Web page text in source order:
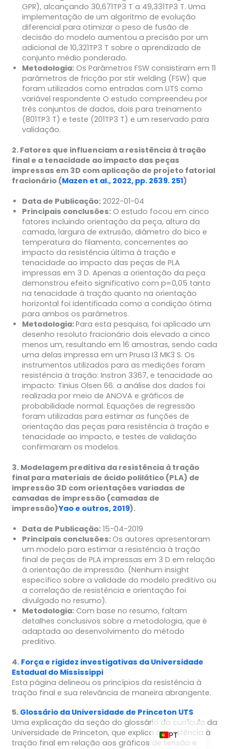
GPR), alcançando 30,671TP3 T a 49,331TP3 T. Uma
implementação de um algoritmo de evolução
diferencial para otimizar o peso de fusão de
decisão do modelo aumentou a precisão por um
adicional de 10,321TP3 T sobre o aprendizado de
conjunto médio ponderado.
Metodologia:Os Parâmetros FSW consistiram em 11
parâmetros de fricção por stir welding (FSW) que
foram utilizados como entradas com UTS como
variável respondente O estudo compreendeu por
três conjuntos de dados, dois para treinamento
(801TP3 T) e teste (201TP3 T) e um reservado para
validação.
2. Fatores que influenciam a resistência à tração
final e a tenacidade ao impacto das peças
impressas em 3D com aplicação de projeto fatorial
fracionário (Mazen et al., 2022, pp. 2639. 251)
Data de Publicação:2022-01-04
Principais conclusões:O estudo focou em cinco
fatores incluindo orientação da peça, altura da
camada, largura de extrusão, diâmetro do bico e
temperatura do filamento, concernentes ao
impacto da resistência última à tração e
tenacidade ao impacto das peças de PLA
impressas em 3 D. Apenas a orientação da peça
demonstrou efeito significativo com p=0,05 tanto
na tenacidade à tração quanto na orientação
horizontal foi identificada como a condição ótima
para ambos os parâmetros.
Metodologia:Para esta pesquisa, foi aplicado um
desenho resoluto fracionário dois elevado a cinco
menos um, resultando em 16 amostras, sendo cada
uma delas impressa em um Prusa I3 MK3 S. Os
instrumentos utilizados para as medições foram
resistência à tração: Instron 3367, e tenacidade ao
impacto: Tinius Olsen 66. a análise dos dados foi
realizada por meio de ANOVA e gráficos de
probabilidade normal. Equações de regressão
foram utilizadas para estimar as funções de
orientação das peças para resistência à tração e
tenacidade ao impacto, e testes de validação
confirmaram os modelos.
3. Modelagem preditiva da resistência à tração
final para materiais de ácido polilático (PLA) de
impressão 3D com orientações variadas de
camadas de impressão (camadas de
impressão)Yao e outros, 2019).
Data de Publicação:15-04-2019
Principais conclusões:Os autores apresentaram
um modelo para estimar a resistência à tração
final de peças de PLA impressas em 3 D em relação
à orientação de impressão. (Nenhum insight
específico sobre a validade do modelo preditivo ou
a correlação de resistência e orientação foi
divulgado no resumo).
Metodologia:Com base no resumo, faltam
detalhes conclusivos sobre a metodologia, que é
adaptada ao desenvolvimento do método
preditivo.
4. Força e rigidez investigativas da Universidade
Estadual do Mississippi
Esta página delineou os princípios da resistência à
tração final e sua relevância de maneira abrangente.
5. Glossário da Universidade de Princeton UTS
Uma explicação da seção do glossário do currículo da
Universidade de Princeton, que explica a resistência à
tração final em relação aos gráficos de tensão e
PT
NL
FR
JA
KO
ES
ZH_TW